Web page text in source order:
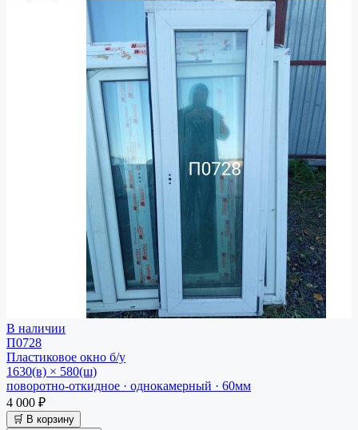
В наличии
П0728
Пластиковое окно б/у
1630(в) × 580(ш)
поворотно-откидное · однокамерный · 60мм
4 000 ₽
🛒 В корзину